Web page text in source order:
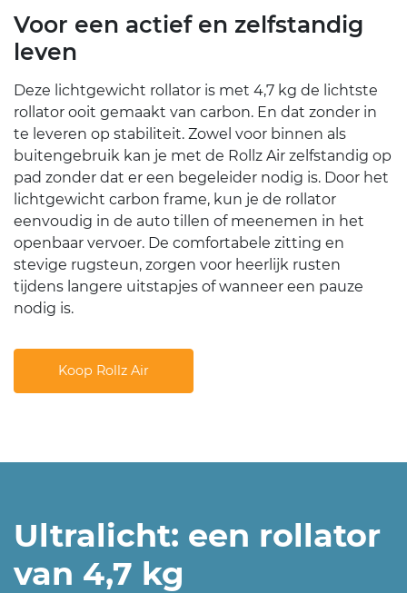
Voor een actief en zelfstandig
leven
Deze lichtgewicht rollator is met 4,7 kg de lichtste
rollator ooit gemaakt van carbon. En dat zonder in
te leveren op stabiliteit. Zowel voor binnen als
buitengebruik kan je met de Rollz Air zelfstandig op
pad zonder dat er een begeleider nodig is. Door het
lichtgewicht carbon frame, kun je de rollator
eenvoudig in de auto tillen of meenemen in het
openbaar vervoer. De comfortabele zitting en
stevige rugsteun, zorgen voor heerlijk rusten
tijdens langere uitstapjes of wanneer een pauze
nodig is.
Koop Rollz Air
Ultralicht: een rollator
van 4,7 kg